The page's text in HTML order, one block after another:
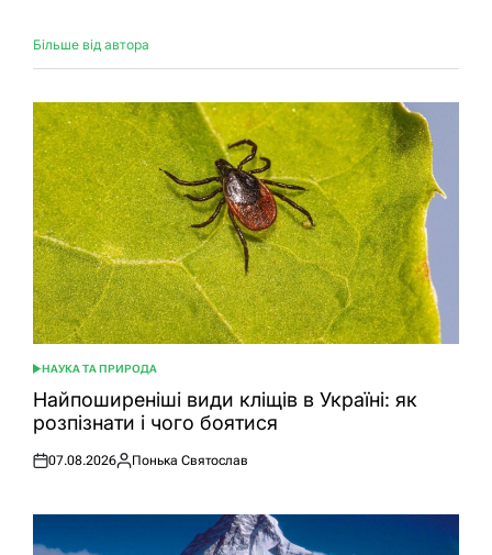
Більше від автора
ОПУБЛІКУВАТИ
У
НАУКА ТА ПРИРОДА
Найпоширеніші види кліщів в Україні: як
розпізнати і чого боятися
Оприлюднено
07.08.2026
Опубліковано
Понька Святослав